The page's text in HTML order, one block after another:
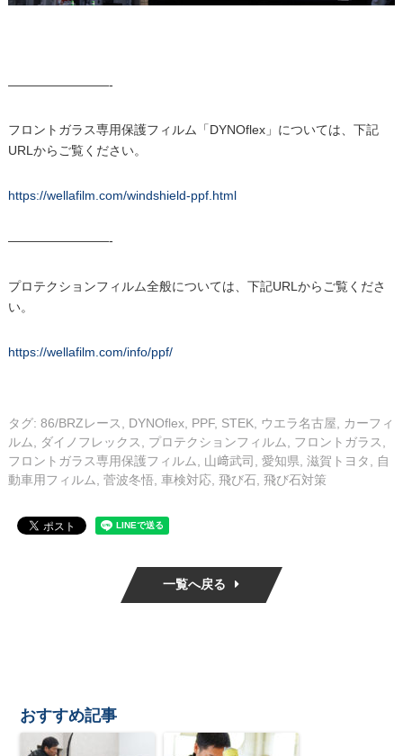
————————-
フロントガラス専用保護フィルム「DYNOflex」については、下記
URLからご覧ください。
https://wellafilm.com/windshield-ppf.html
————————-
プロテクションフィルム全般については、下記URLからご覧くださ
い。
https://wellafilm.com/info/ppf/
タグ: 86/BRZレース , DYNOflex, PPF, STEK, ウエラ名古屋, カーフィ
ルム, ダイノフレックス , プロテクションフィルム, フロントガラス ,
フロントガラス専用保護フィルム, 山﨑武司 , 愛知県, 滋賀トヨタ , 自
動車用フィルム, 菅波冬悟, 車検対応, 飛び石 , 飛び石対策
一覧へ戻る
おすすめ記事